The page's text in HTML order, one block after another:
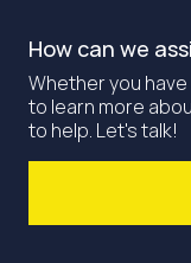
How can we
Whether you
to learn more
to help. Let's talk!